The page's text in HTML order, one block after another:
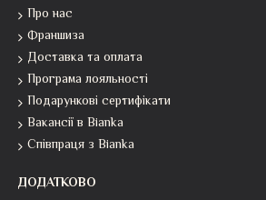
Про нас
Франшиза
Доставка та оплата
Програма лояльності
Подарункові сертифікати
Вакансії в Bianka
Співпраця з Bianka
ДОДАТКОВО